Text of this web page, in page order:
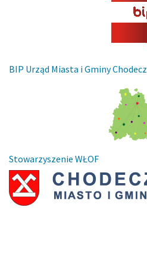
BIP Urząd Miasta i Gminy Chodecz
Stowarzyszenie WŁOF